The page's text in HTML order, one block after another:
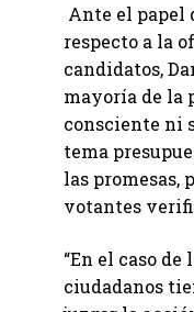
Ante el papel
respecto a la
candidatos,
mayoría de la
consciente ni
tema
las promesas,
votantes
“En el caso
ciudadanos